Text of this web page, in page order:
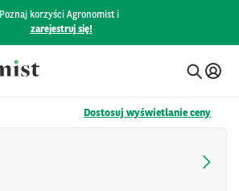
Poznaj korzyści Agronomist i
zarejestruj się!
Dostosuj wyświetlanie ceny